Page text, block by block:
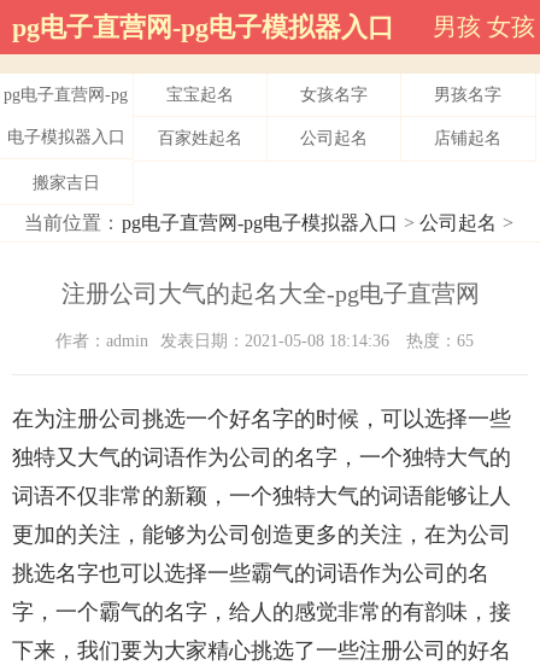
pg电子直营网-pg电子模拟器入口 男孩 女孩
pg电子直营网-pg
电子模拟器入口
宝宝起名 女孩名字 男孩名字
百家姓起名 公司起名 店铺起名
搬家吉日
当前位置： pg电子直营网-pg电子模拟器入口 > 公司起名 >
注册公司大气的起名大全-pg电子直营网
作者：admin 发表日期：2021-05-08 18:14:36 热度：65
在为注册公司挑选一个好名字的时候，可以选择一些
独特又大气的词语作为公司的名字，一个独特大气的
词语不仅非常的新颖，一个独特大气的词语能够让人
更加的关注，能够为公司创造更多的关注，在为公司
挑选名字也可以选择一些霸气的词语作为公司的名
字，一个霸气的名字，给人的感觉非常的有韵味，接
下来，我们要为大家精心挑选了一些注册公司的好名